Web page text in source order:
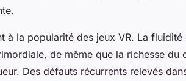
à la popularité des jeux VR. La fluidité
de même que la richesse du
Des défauts récurrents relevés